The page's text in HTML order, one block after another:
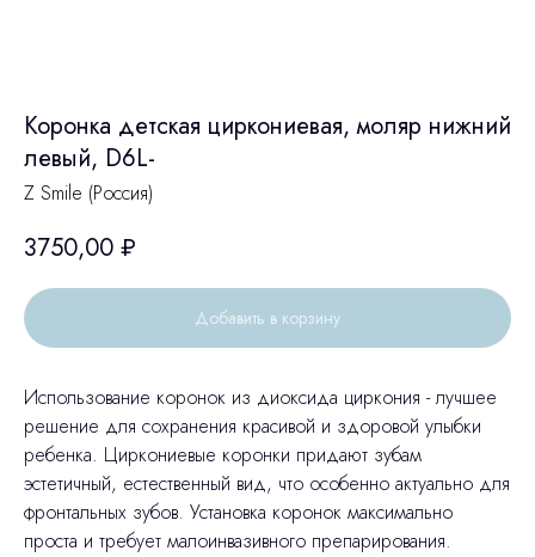
Коронка детская циркониевая, моляр нижний
левый, D6L-
Z Smile (Россия)
3750,00 ₽
Добавить в корзину
Использование коронок из диоксида циркония - лучшее
решение для сохранения красивой и здоровой улыбки
ребенка. Циркониевые коронки придают зубам
эстетичный, естественный вид, что особенно актуально для
фронтальных зубов. Установка коронок максимально
проста и требует малоинвазивного препарирования.